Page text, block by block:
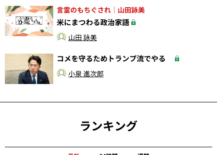
言霊のもちぐされ｜山田詠美
米にまつわる政治家語
山田 詠美
コメを守るためトランプ流でやる
小泉 進次郎
ランキング